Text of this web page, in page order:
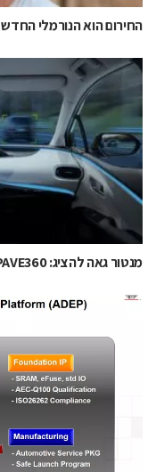
החירום הוא הנורמלי החדש
מנטור גאה להציג: PAVE360 – מערכת של מערכות לרכבים אוטונומיים